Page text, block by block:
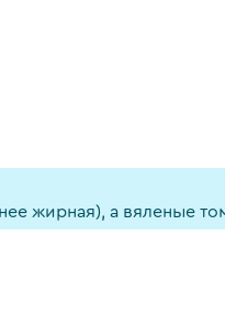
жирная), а вяленые